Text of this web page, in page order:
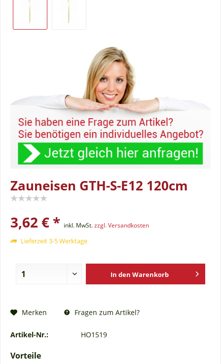
Zauneisen GTH-S-E12 120cm
3,62 € * inkl. MwSt.zzgl. Versandkosten
Lieferzeit 3-5 Werktage
In den Warenkorb
Merken Fragen zum Artikel?
Artikel-Nr.: HO1519
Vorteile